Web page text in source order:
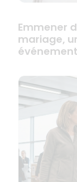
Emmener
mariage,